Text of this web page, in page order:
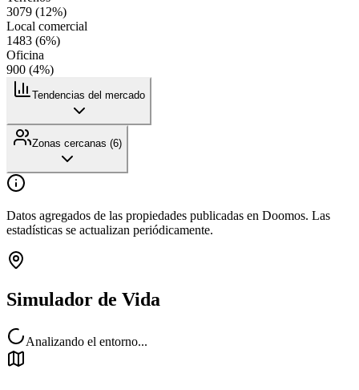
3079 (12%)
Local comercial
1483 (6%)
Oficina
900 (4%)
Tendencias del mercado
Zonas cercanas (6)
Datos agregados de las propiedades publicadas en Doomos. Las
estadísticas se actualizan periódicamente.
Simulador de Vida
Analizando el entorno...